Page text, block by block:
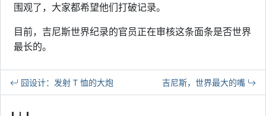
围观了，大家都希望他们打破记录。
目前，吉尼斯世界纪录的官员正在审核这条面条是否世界
最长的。
囧设计：发射 T 恤的大炮 吉尼斯，世界最大的嘴